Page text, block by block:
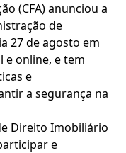
(CFA) anunciou a
de
27 de agosto em
e online, e tem
e
a segurança na
Direito Imobiliário
e